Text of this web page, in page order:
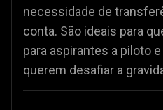
necessidade de
conta. São ideais para
para aspirantes a piloto
querem desafiar a